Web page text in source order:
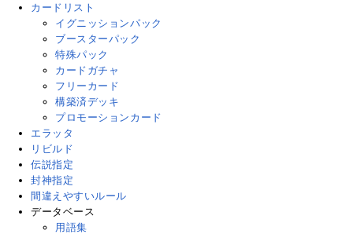
カードリスト
イグニッションパック
ブースターパック
特殊パック
カードガチャ
フリーカード
構築済デッキ
プロモーションカード
エラッタ
リビルド
伝説指定
封神指定
間違えやすいルール
データベース
用語集